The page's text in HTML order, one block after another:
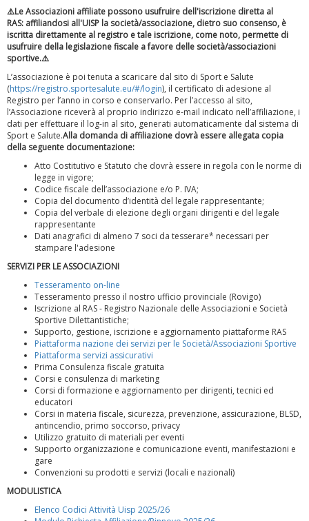
Tiziano Pesce a Radio InBlu2000 traccia il bilancio della stagione
Ddl Lobby, Uisp: “Il Parlamento valorizzi le nostre specificità"
La formazione Uisp rallenta ma prosegue anche in estate
⚠️Le Associazioni affiliate possono usufruire dell'iscrizione diretta al
RAS: affiliandosi all'UISP la società/associazione, dietro suo consenso, è
iscritta direttamente al registro e tale iscrizione, come noto, permette di
usufruire della legislazione fiscale a favore delle società/associazioni
sportive.⚠️
L’associazione è poi tenuta a scaricare dal sito di Sport e Salute
(https://registro.sportesalute.eu/#/login), il certificato di adesione al
Registro per l’anno in corso e conservarlo. Per l’accesso al sito,
l’Associazione riceverà al proprio indirizzo e-mail indicato nell’affiliazione, i
dati per effettuare il log-in al sito, generati automaticamente dal sistema di
Sport e Salute.Alla domanda di affiliazione dovrà essere allegata copia
della seguente documentazione:
Atto Costitutivo e Statuto che dovrà essere in regola con le norme di
legge in vigore;
Codice fiscale dell’associazione e/o P. IVA;
Copia del documento d’identità del legale rappresentante;
Copia del verbale di elezione degli organi dirigenti e del legale
rappresentante
Dati anagrafici di almeno 7 soci da tesserare* necessari per
stampare l'adesione
SERVIZI PER LE ASSOCIAZIONI
Tesseramento on-line
Tesseramento presso il nostro ufficio provinciale (Rovigo)
Iscrizione al RAS - Registro Nazionale delle Associazioni e Società
Sportive Dilettantistiche;
Supporto, gestione, iscrizione e aggiornamento piattaforme RAS
Piattaforma nazione dei servizi per le Società/Associazioni Sportive
Piattaforma servizi assicurativi
Prima Consulenza fiscale gratuita
Corsi e consulenza di marketing
Corsi di formazione e aggiornamento per dirigenti, tecnici ed
educatori
Corsi in materia fiscale, sicurezza, prevenzione, assicurazione, BLSD,
antincendio, primo soccorso, privacy
Utilizzo gratuito di materiali per eventi
Supporto organizzazione e comunicazione eventi, manifestazioni e
gare
Convenzioni su prodotti e servizi (locali e nazionali)
MODULISTICA
Elenco Codici Attività Uisp 2025/26